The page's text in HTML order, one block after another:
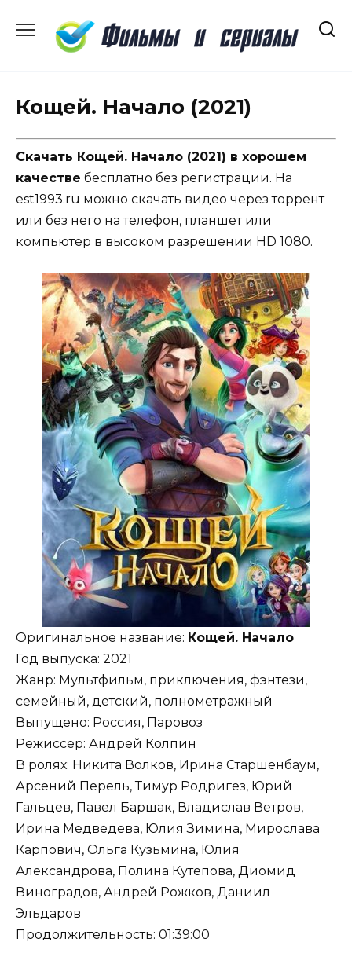
содержанию
Кощей. Начало (2021)
Скачать Кощей. Начало (2021) в хорошем
качестве бесплатно без регистрации. На
est1993.ru можно скачать видео через торрент
или без него на телефон, планшет или
компьютер в высоком разрешении HD 1080.
Оригинальное название: Кощей. Начало
Год выпуска: 2021
Жанр: Мультфильм, приключения, фэнтези,
семейный, детский, полнометражный
Выпущено: Россия, Паровоз
Режиссер: Андрей Колпин
В ролях: Никита Волков, Ирина Старшенбаум,
Арсений Перель, Тимур Родригез, Юрий
Гальцев, Павел Баршак, Владислав Ветров,
Ирина Медведева, Юлия Зимина, Мирослава
Карпович, Ольга Кузьмина, Юлия
Александрова, Полина Кутепова, Диомид
Виноградов, Андрей Рожков, Даниил
Эльдаров
Продолжительность: 01:39:00